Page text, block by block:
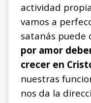
actividad
vamos a
satanás puede
por amor
crecer en
nuestras
nos da la